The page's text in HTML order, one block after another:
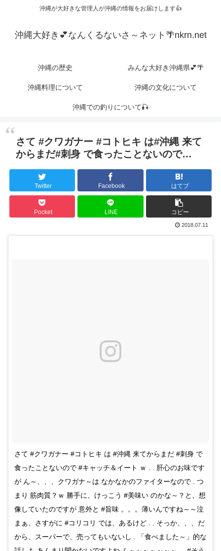
沖縄が大好きな管理人が沖縄の情報をお届けします👍
沖縄大好き💕なんくるないさ～ネット🌴nkrn.net
沖縄の歴史 みんな大好き沖縄県💕🌴
沖縄料理について 沖縄の文化について
沖縄での釣りについて🎣
さて #クワガナー #コトヒキ は#沖縄 来て
からまだ#刺身 で食ったことないので…
Twitter Facebook はてブ
Pocket LINE コピー
2018.07.11
さて #クワガナー #コトヒキ は #沖縄 来てからまだ #刺身 で
食ったことないので #キャッチ＆イート ｗ . . 肝心のお味です
が ん～、、、クワガナ～は なかなかのファイターなので . つ
まり 筋肉質？ｗ 勝手に、けっこう #美味い のかな～？と、想
像していたのですが 意外と #旨味 。。。薄いんですね～～泣
まぁ、さすがに #コリコリ では、あるけど . . そっか、、、だ
から、スーパーで、売ってもいないし . 「食べました～」的な